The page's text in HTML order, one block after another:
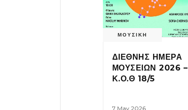
ΜΟΥΣΙΚΗ
ΔΙΕΘΝΗΣ ΗΜΕΡΑ
ΜΟΥΣΕΙΩΝ 2026 –
Κ.Ο.Θ 18/5
7 May 2026